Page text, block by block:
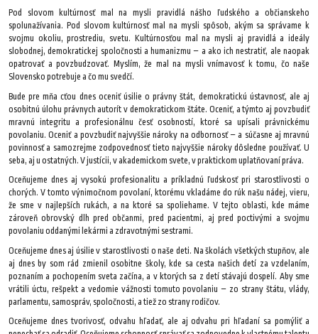
Pod slovom kultúrnosť mal na mysli pravidlá nášho ľudského a občianskeho
spolunažívania. Pod slovom kultúrnosť mal na mysli spôsob, akým sa správame k
svojmu okoliu, prostrediu, svetu. Kultúrnosťou mal na mysli aj pravidlá a ideály
slobodnej, demokratickej spoločnosti a humanizmu – a ako ich nestratiť, ale naopak
opatrovať a povzbudzovať. Myslím, že mal na mysli vnímavosť k tomu, čo naše
Slovensko potrebuje a čo mu svedčí.
Bude pre mňa cťou dnes oceniť úsilie o právny štát, demokratickú ústavnosť, ale aj
osobitnú úlohu právnych autorít v demokratickom štáte. Oceniť, a týmto aj povzbudiť
mravnú integritu a profesionálnu česť osobností, ktoré sa upísali právnickému
povolaniu. Oceniť a povzbudiť najvyššie nároky na odbornosť – a súčasne aj mravnú
povinnosť a samozrejme zodpovednosť tieto najvyššie nároky dôsledne používať. U
seba, aj u ostatných. V justícii, v akademickom svete, v praktickom uplatňovaní práva.
Oceňujeme dnes aj vysokú profesionalitu a príkladnú ľudskosť pri starostlivosti o
chorých. V tomto výnimočnom povolaní, ktorému vkladáme do rúk našu nádej, vieru,
že sme v najlepších rukách, a na ktoré sa spoliehame. V tejto oblasti, kde máme
zároveň obrovský dlh pred občanmi, pred pacientmi, aj pred poctivými a svojmu
povolaniu oddanými lekármi a zdravotnými sestrami.
Oceňujeme dnes aj úsilie v starostlivosti o naše deti. Na školách všetkých stupňov, ale
aj dnes by som rád zmienil osobitne školy, kde sa cesta našich detí za vzdelaním,
poznaním a pochopením sveta začína, a v ktorých sa z detí stávajú dospelí. Aby sme
vrátili úctu, rešpekt a vedomie vážnosti tomuto povolaniu – zo strany štátu, vlády,
parlamentu, samospráv, spoločnosti, a tiež zo strany rodičov.
Oceňujeme dnes tvorivosť, odvahu hľadať, ale aj odvahu pri hľadaní sa pomýliť a